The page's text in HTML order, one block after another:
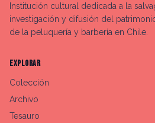
Institución cultural dedicada a la
investigación y difusión del
de la peluquería y barbería en Chile.
EXPLORAR
Colección
Archivo
Tesauro